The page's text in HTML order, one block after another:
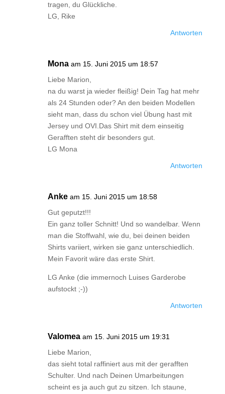
tragen, du Glückliche.
LG, Rike
Antworten
Mona am 15. Juni 2015 um 18:57
Liebe Marion,
na du warst ja wieder fleißig! Dein Tag hat mehr
als 24 Stunden oder? An den beiden Modellen
sieht man, dass du schon viel Übung hast mit
Jersey und OVI.Das Shirt mit dem einseitig
Gerafften steht dir besonders gut.
LG Mona
Antworten
Anke am 15. Juni 2015 um 18:58
Gut geputzt!!!
Ein ganz toller Schnitt! Und so wandelbar. Wenn
man die Stoffwahl, wie du, bei deinen beiden
Shirts variiert, wirken sie ganz unterschiedlich.
Mein Favorit wäre das erste Shirt.
LG Anke (die immernoch Luises Garderobe
aufstockt ;-))
Antworten
Valomea am 15. Juni 2015 um 19:31
Liebe Marion,
das sieht total raffiniert aus mit der gerafften
Schulter. Und nach Deinen Umarbeitungen
scheint es ja auch gut zu sitzen. Ich staune,